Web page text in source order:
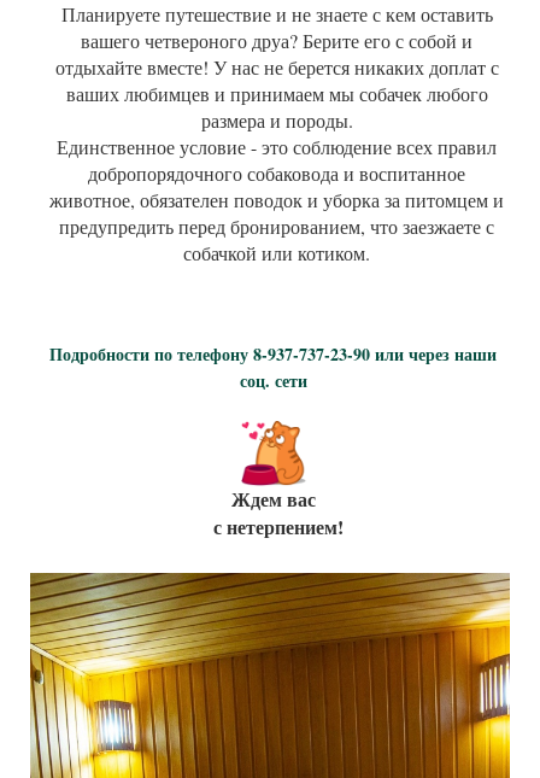
Планируете путешествие и не знаете с кем оставить
вашего четвероного друа? Берите его с собой и
отдыхайте вместе! У нас не берется никаких доплат с
ваших любимцев и принимаем мы собачек любого
размера и породы.
Единственное условие - это соблюдение всех правил
добропорядочного собаковода и воспитанное
животное, обязателен поводок и уборка за питомцем и
предупредить перед бронированием, что заезжаете с
собачкой или котиком.
Подробности по телефону 8-937-737-23-90 или через наши
соц. сети
Ждем вас
с нетерпением!